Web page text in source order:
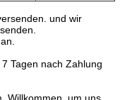
und wir
Tagen nach Zahlung